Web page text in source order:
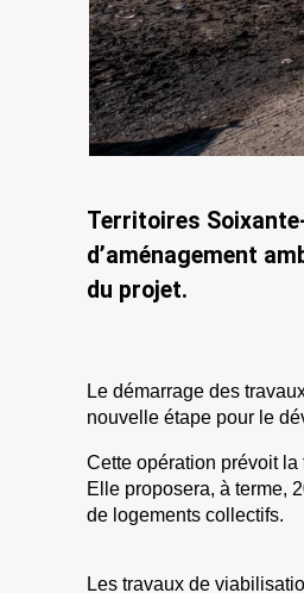
Territoires
d’aménagement
du projet.
Le démarrage des
nouvelle étape pour le
Cette opération prévoit la
Elle proposera, à terme,
de logements collectifs.
Les travaux de